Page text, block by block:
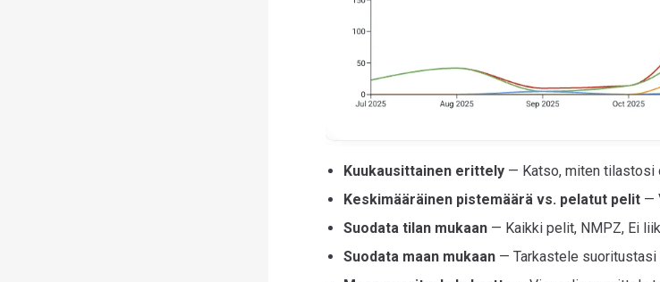
Kuukausittainen erittely — Katso, miten tilastosi
Keskimääräinen pistemäärä vs. pelatut pelit —
Suodata tilan mukaan — Kaikki pelit, NMPZ, Ei
Suodata maan mukaan — Tarkastele